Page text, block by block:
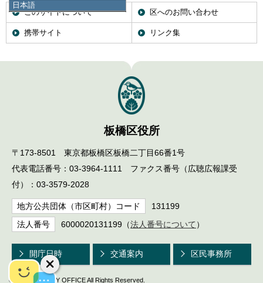
日本語
日本語
English
한국어
繁體中文
このサイトについて 区へのお問い合わせ
携帯サイト リンク集
板橋区役所
〒173-8501 東京都板橋区板橋二丁目66番1号
代表電話番号：03-3964-1111 ファクス番号（広聴広報課受
付）：03-3579-2028
地方公共団体（市区町村）コード 131199
法人番号 6000020131199（法人番号について ）
開庁日時 交通案内 区民事務所
© ITABASHI CITY OFFICE All Rights Reserved.